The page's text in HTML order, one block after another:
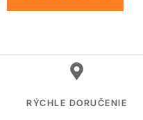
RÝCHLE DORUČENIE